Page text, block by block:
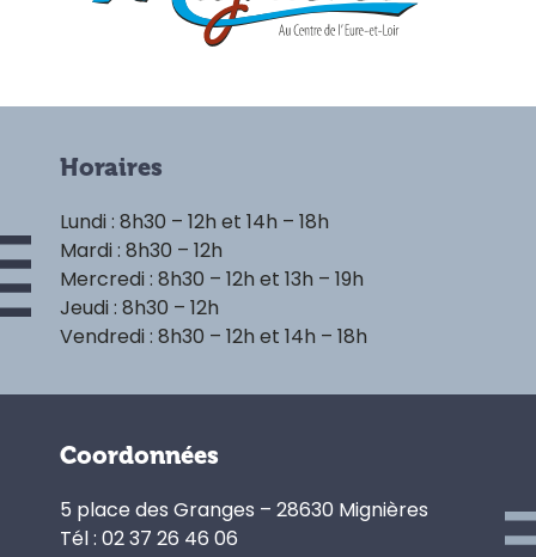
Horaires
Lundi : 8h30 – 12h et 14h – 18h
Mardi : 8h30 – 12h
Mercredi : 8h30 – 12h et 13h – 19h
Jeudi : 8h30 – 12h
Vendredi : 8h30 – 12h et 14h – 18h
Coordonnées
5 place des Granges – 28630 Mignières
Tél : 02 37 26 46 06